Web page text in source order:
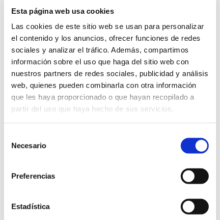
Esta página web usa cookies
Las cookies de este sitio web se usan para personalizar
el contenido y los anuncios, ofrecer funciones de redes
sociales y analizar el tráfico. Además, compartimos
información sobre el uso que haga del sitio web con
nuestros partners de redes sociales, publicidad y análisis
web, quienes pueden combinarla con otra información
que les haya proporcionado o que hayan recopilado a
partir del uso que haya hecho de sus servicios.
Necesario
Preferencias
Estadística
CAMPUS DEPORTIVO
¡Bienvenido al Campus deportivo Humanitas!
Si tienes entre 6 y 16 años de edad y quieres disfrutar
a la vez que perfeccionas y mejoras tus habilidades
en baloncesto/ gimnasia rítmica, este es tu
Campamento
¡Apúntate!
De 6 a 16 años.
Horario